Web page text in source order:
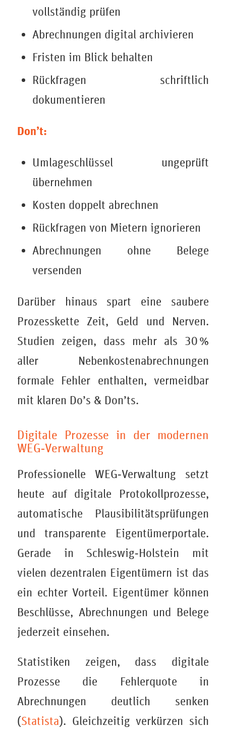
vollständig prüfen
Abrechnungen digital archivieren
Fristen im Blick behalten
Rückfragen schriftlich
dokumentieren
Don’t:
Umlageschlüssel ungeprüft
übernehmen
Kosten doppelt abrechnen
Rückfragen von Mietern ignorieren
Abrechnungen ohne Belege
versenden
Darüber hinaus spart eine saubere
Prozesskette Zeit, Geld und Nerven.
Studien zeigen, dass mehr als 30 %
aller Nebenkostenabrechnungen
formale Fehler enthalten, vermeidbar
mit klaren Do’s & Don’ts.
Digitale Prozesse in der modernen
WEG‑Verwaltung
Professionelle WEG‑Verwaltung setzt
heute auf digitale Protokollprozesse,
automatische Plausibilitätsprüfungen
und transparente Eigentümerportale.
Gerade in Schleswig‑Holstein mit
vielen dezentralen Eigentümern ist das
ein echter Vorteil. Eigentümer können
Beschlüsse, Abrechnungen und Belege
jederzeit einsehen.
Statistiken zeigen, dass digitale
Prozesse die Fehlerquote in
Abrechnungen deutlich senken
(Statista). Gleichzeitig verkürzen sich